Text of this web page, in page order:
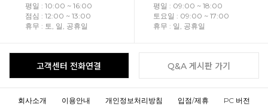
평일 : 10:00 ~ 16:00
점심 : 12:00 ~ 13:00
휴무 : 토, 일, 공휴일
평일 : 09:00 ~ 18:00
토요일 : 09:00 ~ 17:00
휴무 : 일, 공휴일
고객센터 전화연결 Q&A 게시판 가기
회사소개 이용안내 개인정보처리방침 입점/제휴 PC 버전